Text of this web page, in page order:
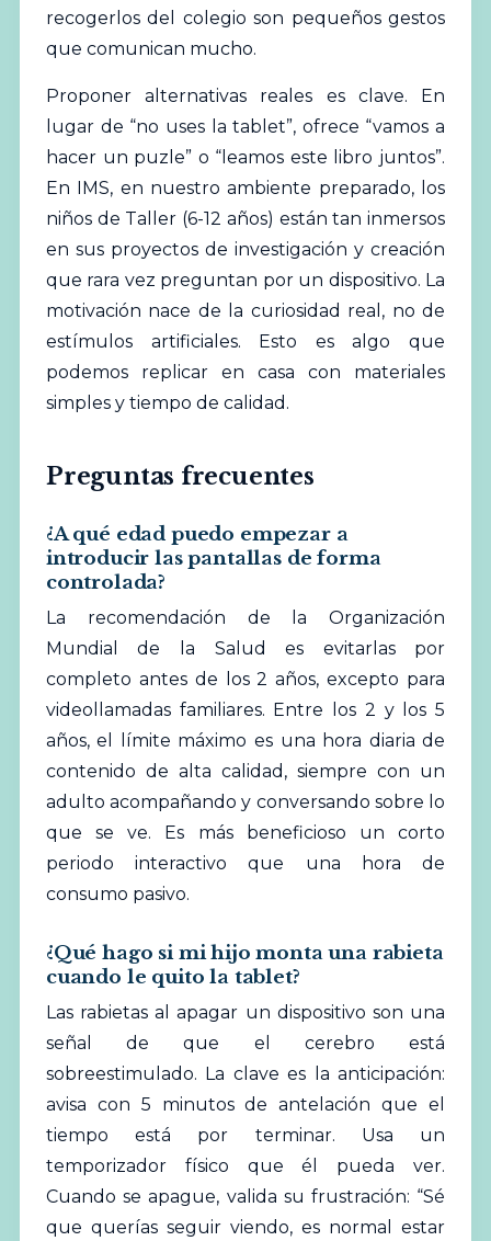
recogerlos del colegio son pequeños gestos
que comunican mucho.
Proponer alternativas reales es clave. En
lugar de “no uses la tablet”, ofrece “vamos a
hacer un puzle” o “leamos este libro juntos”.
En IMS, en nuestro ambiente preparado, los
niños de Taller (6-12 años) están tan inmersos
en sus proyectos de investigación y creación
que rara vez preguntan por un dispositivo. La
motivación nace de la curiosidad real, no de
estímulos artificiales. Esto es algo que
podemos replicar en casa con materiales
simples y tiempo de calidad.
Preguntas frecuentes
¿A qué edad puedo empezar a
introducir las pantallas de forma
controlada?
La recomendación de la Organización
Mundial de la Salud es evitarlas por
completo antes de los 2 años, excepto para
videollamadas familiares. Entre los 2 y los 5
años, el límite máximo es una hora diaria de
contenido de alta calidad, siempre con un
adulto acompañando y conversando sobre lo
que se ve. Es más beneficioso un corto
periodo interactivo que una hora de
consumo pasivo.
¿Qué hago si mi hijo monta una rabieta
cuando le quito la tablet?
Las rabietas al apagar un dispositivo son una
señal de que el cerebro está
sobreestimulado. La clave es la anticipación:
avisa con 5 minutos de antelación que el
tiempo está por terminar. Usa un
temporizador físico que él pueda ver.
Cuando se apague, valida su frustración: “Sé
que querías seguir viendo, es normal estar